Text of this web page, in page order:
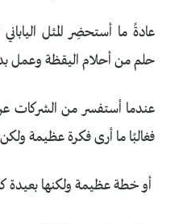
عادةً ما أستحضِر المثل
حلم من أحلام اليقظة وعمل
عندما أستفسر من الشركات
فغالبًا ما أرى فكرة عظيمة
أو خطة عظيمة ولكنها بعيدة